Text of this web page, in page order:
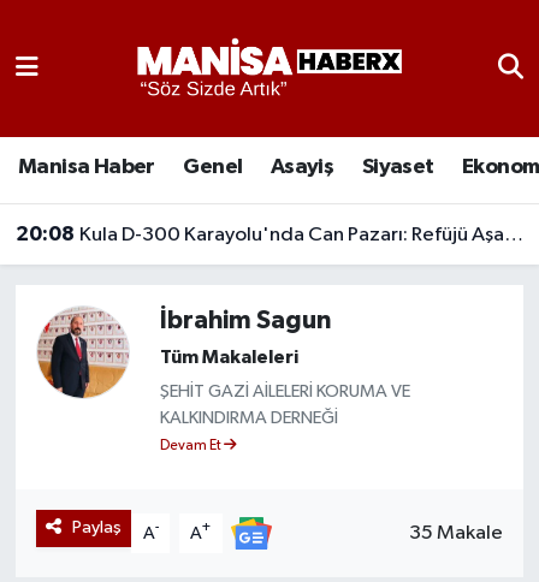
Manisa Haber Genel Asayiş Siyaset
20:08 Kula D-300 Karayolu'nda Can Pazarı: Refüjü Aşan Otomobil Karşı Şeride Geçti,
İbrahim Sagun
Tüm Makaleleri
ŞEHİT GAZİ AİLELERİ KORUMA VE
KALKINDIRMA DERNEĞİ
Devam Et
Paylaş A- A+ 35 Makale
Güncel
Gündem
Manisa Haber
Manisa Nöbetçi Eczaneler
Süper Lig Puan Durumu ve Fikstür
Tüm Manşetler
Haber Arşivi